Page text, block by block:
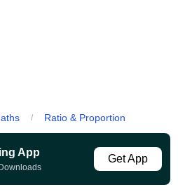
/ Ratio & Proportion
App
Get App